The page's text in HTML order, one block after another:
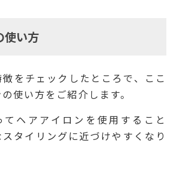
使い方
をチェックしたところで、ここ
使い方をご紹介します。
ヘアアイロンを使用すること
タイリングに近づけやすくなり